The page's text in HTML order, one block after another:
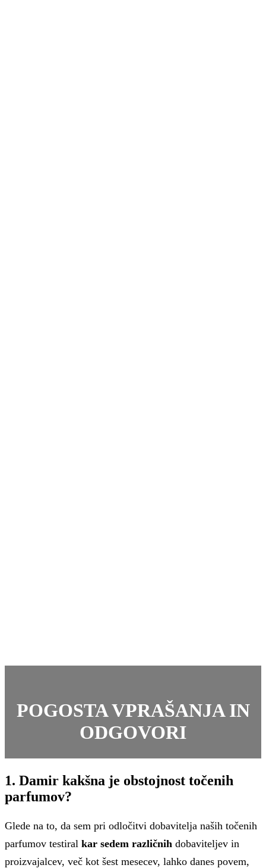
POGOSTA VPRAŠANJA IN
ODGOVORI
1. Damir kakšna je obstojnost točenih
parfumov?
Glede na to, da sem pri odločitvi dobavitelja naših točenih
parfumov testiral kar sedem različnih dobaviteljev in
proizvajalcev, več kot šest mesecev, lahko danes povem,